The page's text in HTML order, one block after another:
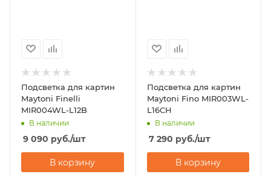
Подсветка для картин
Maytoni Finelli
MIR004WL-L12B
В наличии
9 090 руб./шт
В корзину
Подсветка для картин
Maytoni Fino MIR003WL-
L16CH
В наличии
7 290 руб./шт
В корзину